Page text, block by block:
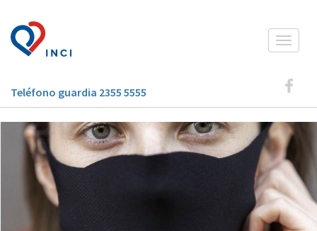
Toggle
Teléfono guardia 2355 5555